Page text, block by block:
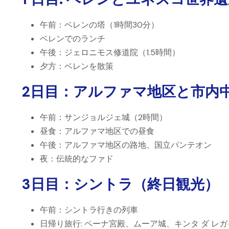
午前 ：ベレンの塔（1時間30分）
ベレンでのランチ
午後 ：ジェロニモス修道院（1.5時間）
夕方 ：ベレンを散策
2日目：アルファマ地区と市内
午前 ：サンジョルジェ城（2時間）
昼食 ：アルファマ地区での昼食
午後 ：アルファマ地区の路地、国立パンテオン
夜 ：伝統的なファド
3日目：シントラ（終日観光）
午前 ：シントラ行きの列車
日帰り旅行: ペーナ宮殿、ムーア城、キンタ ダ レガ